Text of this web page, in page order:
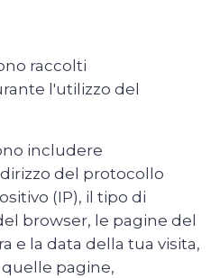
raccolti
l'utilizzo del
includere
del protocollo
(IP), il tipo di
browser, le pagine del
e la data della tua visita,
pagine,